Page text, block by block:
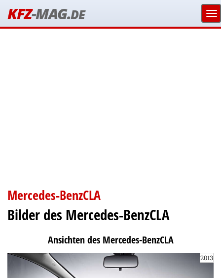
KFZ-MAG.DE
Mercedes-BenzCLA
Bilder des Mercedes-BenzCLA
Ansichten des Mercedes-BenzCLA
2013